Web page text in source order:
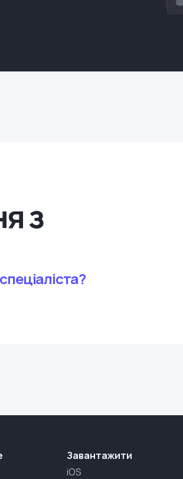
з
Завантажити
iOS